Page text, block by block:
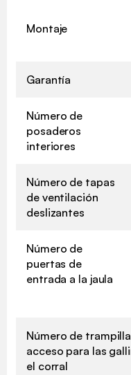
Montaje
Garantía
Número de
posaderos
interiores
Número de tapas
de ventilación
deslizantes
Número de
puertas de
entrada a la jaula
Número de
acceso para las
el corral